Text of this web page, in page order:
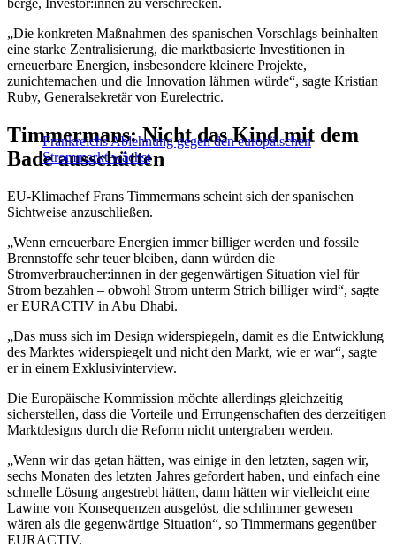
berge, Investor:innen zu verschrecken.
„Die konkreten Maßnahmen des spanischen Vorschlags beinhalten
eine starke Zentralisierung, die marktbasierte Investitionen in
erneuerbare Energien, insbesondere kleinere Projekte,
zunichtemachen und die Innovation lähmen würde“, sagte Kristian
Ruby, Generalsekretär von Eurelectric.
Frankreichs Ablehnung gegen den europäischen
Strommarkt wächst
Timmermans: Nicht das Kind mit dem
Bade ausschütten
EU-Klimachef Frans Timmermans scheint sich der spanischen
Sichtweise anzuschließen.
„Wenn erneuerbare Energien immer billiger werden und fossile
Brennstoffe sehr teuer bleiben, dann würden die
Stromverbraucher:innen in der gegenwärtigen Situation viel für
Strom bezahlen – obwohl Strom unterm Strich billiger wird“, sagte
er EURACTIV in Abu Dhabi.
„Das muss sich im Design widerspiegeln, damit es die Entwicklung
des Marktes widerspiegelt und nicht den Markt, wie er war“, sagte
er in einem Exklusivinterview.
Die Europäische Kommission möchte allerdings gleichzeitig
sicherstellen, dass die Vorteile und Errungenschaften des derzeitigen
Marktdesigns durch die Reform nicht untergraben werden.
„Wenn wir das getan hätten, was einige in den letzten, sagen wir,
sechs Monaten des letzten Jahres gefordert haben, und einfach eine
schnelle Lösung angestrebt hätten, dann hätten wir vielleicht eine
Lawine von Konsequenzen ausgelöst, die schlimmer gewesen
wären als die gegenwärtige Situation“, so Timmermans gegenüber
EURACTIV.